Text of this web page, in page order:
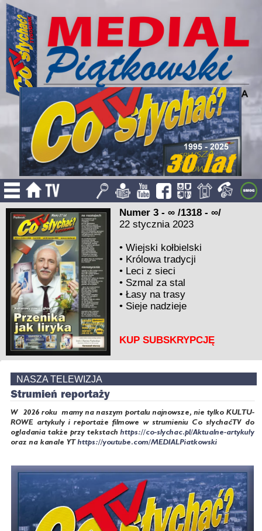
Numer 3 - ∞ /1318 - ∞/
22 stycznia 2023
•Wiejski kołbielski
• Królowa tradycji
• Leci z sieci
• Szmal za stal
•Łasy na trasy
• Sieje nadzieje
KUP SUBSKRYPCJĘ
NA­SZA TE­LE­WI­ZJA
Stru­mień re­por­ta­ży
W 2026 ro­ku ma­my na na­szym por­ta­lu naj­now­sze, nie tyl­ko KUL­TU­
RO­WE ar­ty­ku­ły i re­por­ta­że fil­mo­we w stru­mie­niu Co sły­chaćTV do
ogla­da­nia tak­że przy tek­stachhttps://​co-​slychac.​pl/​Akt​ualn​e-​artykuły
oraz na ka­na­le YThttps://​youtube.​com/​MED​IALP​iatk​owsk​i